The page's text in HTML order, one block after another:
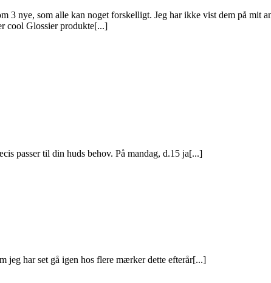
nye, som alle kan noget forskelligt. Jeg har ikke vist dem på mit
cool Glossier produkte[...]
passer til din huds behov. På mandag, d.15 ja[...]
jeg har set gå igen hos flere mærker dette efterår[...]